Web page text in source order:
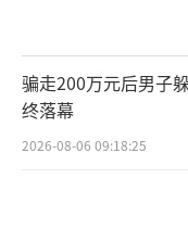
骗走200万元后男子
终落幕
2026-08-06 09:18:25